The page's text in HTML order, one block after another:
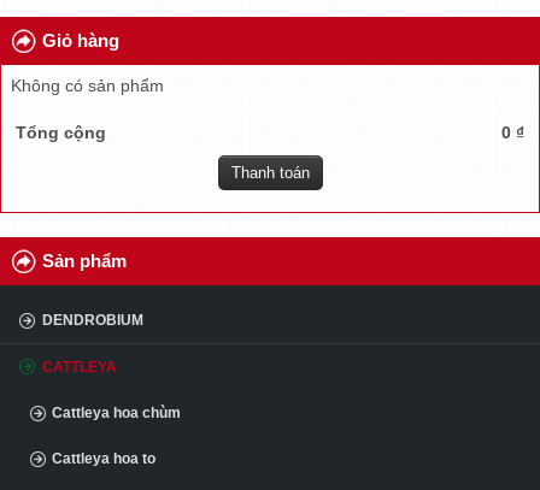
TUYỂN DỤNG
ĐẠI LÝ
CÂU HỎI
Giỏ hàng
Không có sản phẩm
0 ₫
Tổng cộng
Thanh toán
Sản phẩm
DENDROBIUM
CATTLEYA
Cattleya hoa chùm
Cattleya hoa to